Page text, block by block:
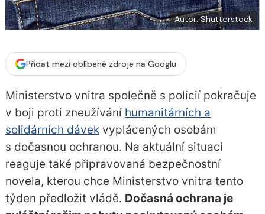
Autor: Shutterstock
Přidat mezi oblíbené zdroje na Googlu
Ministerstvo vnitra společně s policií pokračuje
v boji proti zneužívání humanitárních a
solidárních dávekvyplácených osobám
s dočasnou ochranou. Na aktuální situaci
reaguje také připravovaná bezpečnostní
novela, kterou chce Ministerstvo vnitra tento
týden předložit vládě. Dočasná ochrana je